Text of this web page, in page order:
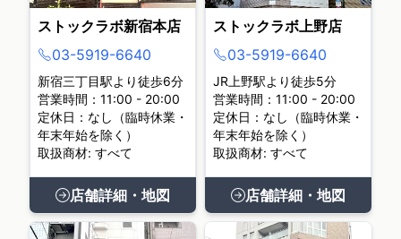
ストックラボ新宿本店
03-5919-6640
新宿三丁目駅より徒歩6分
営業時間：11:00 - 20:00
定休日：なし（臨時休業・
年末年始を除く）
取扱商材: すべて
店舗詳細・地図
ストックラボ上野店
03-5919-6640
JR上野駅より徒歩5分
営業時間：11:00 - 20:00
定休日：なし（臨時休業・
年末年始を除く）
取扱商材: すべて
店舗詳細・地図